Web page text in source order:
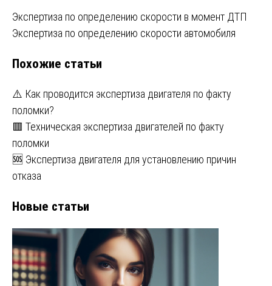
Навигация
записям
Экспертиза по определению скорости в момент ДТП
Экспертиза по определению скорости автомобиля
Похожие статьи
⚠️ Как проводится экспертиза двигателя по факту
поломки?
🟥 Техническая экспертиза двигателей по факту
поломки
🆘 Экспертиза двигателя для установлению причин
отказа
Новые статьи